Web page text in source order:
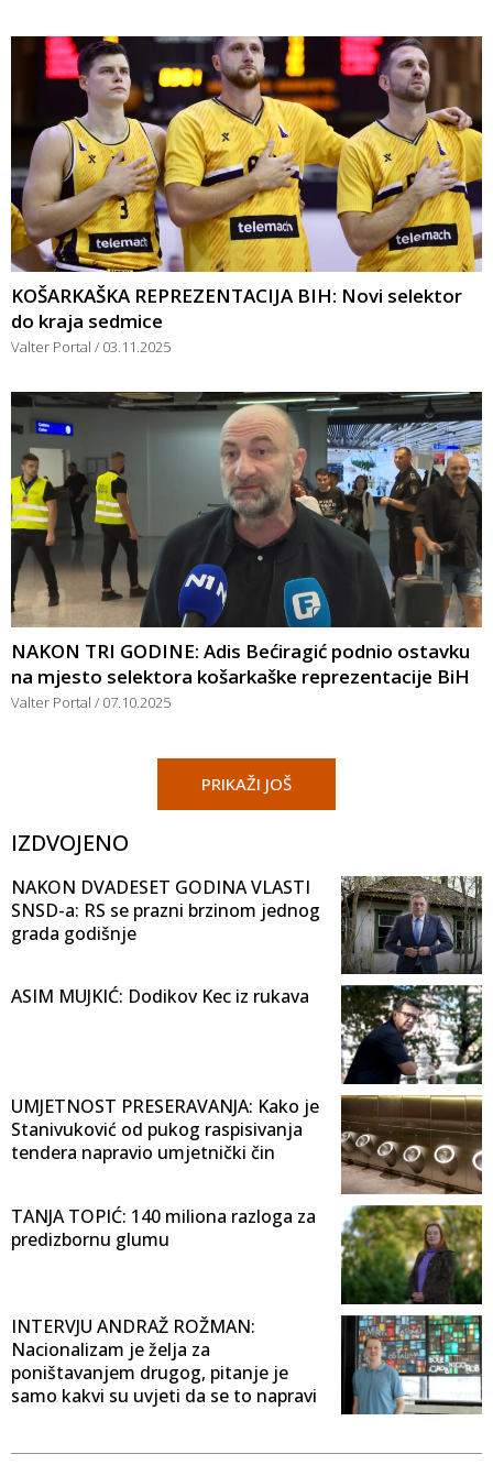
KOŠARKAŠKA REPREZENTACIJA BIH: Novi selektor
do kraja sedmice
Valter Portal 03.11.2025
NAKON TRI GODINE: Adis Bećiragić podnio ostavku
na mjesto selektora košarkaške reprezentacije BiH
Valter Portal 07.10.2025
PRIKAŽI JOŠ
IZDVOJENO
NAKON DVADESET GODINA VLASTI
SNSD-a: RS se prazni brzinom jednog
grada godišnje
ASIM MUJKIĆ: Dodikov Kec iz rukava
UMJETNOST PRESERAVANJA: Kako je
Stanivuković od pukog raspisivanja
tendera napravio umjetnički čin
TANJA TOPIĆ: 140 miliona razloga za
predizbornu glumu
INTERVJU ANDRAŽ ROŽMAN:
Nacionalizam je želja za
poništavanjem drugog, pitanje je
samo kakvi su uvjeti da se to napravi